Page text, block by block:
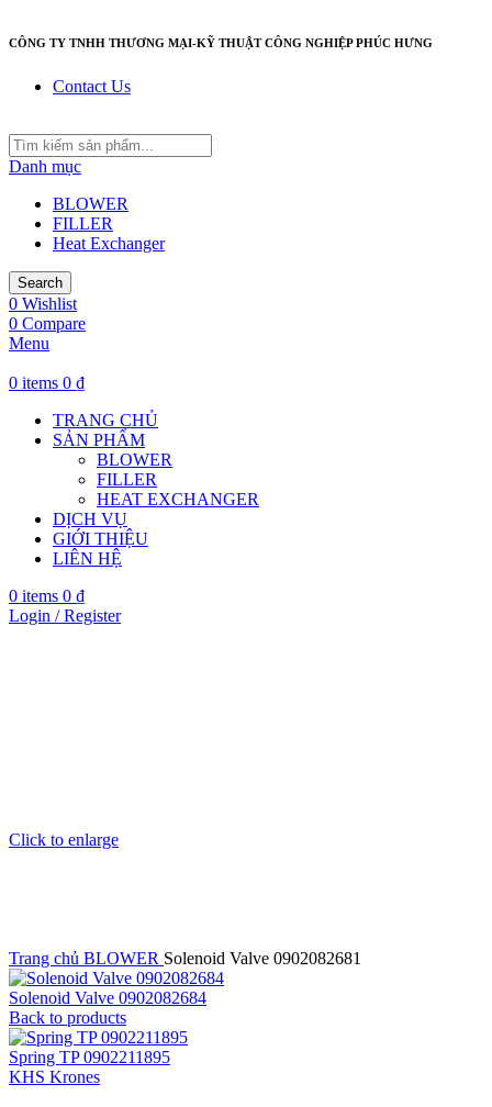
CÔNG TY TNHH THƯƠNG MẠI-KỸ THUẬT CÔNG NGHIỆP PHÚC HƯNG
Contact Us
Danh mục
BLOWER
FILLER
Heat Exchanger
Search
0 Wishlist
0 Compare
Menu
0 items 0 ₫
TRANG CHỦ
SẢN PHẨM
BLOWER
FILLER
HEAT EXCHANGER
DỊCH VỤ
GIỚI THIỆU
LIÊN HỆ
0 items 0 ₫
Login / Register
Click to enlarge
Trang chủ BLOWER Solenoid Valve 0902082681
Solenoid Valve 0902082684
Back to products
Spring TP 0902211895
KHS Krones